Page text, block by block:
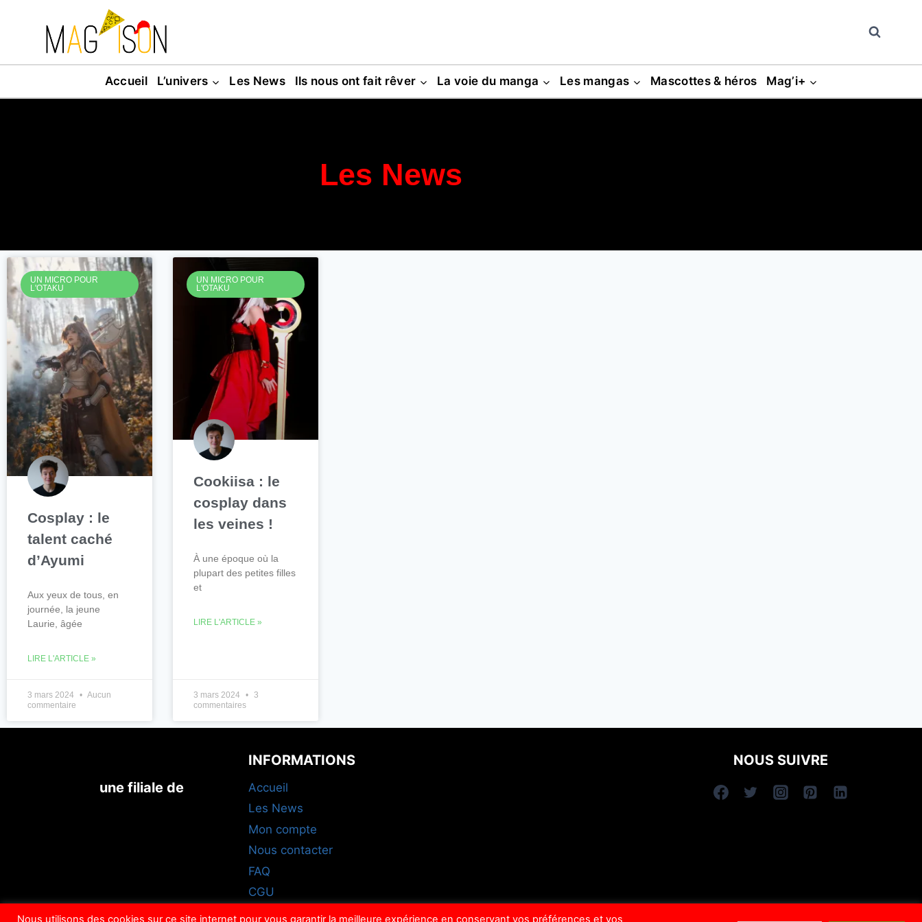
Accueil L’univers Les News Ils nous ont fait rêver La voie du manga Les mangas Mascottes & héros Mag’i+
Les News
UN MICRO POUR
L'OTAKU
Cosplay : le
talent caché
d’Ayumi
Aux yeux de tous, en
journée, la jeune
Laurie, âgée
LIRE L'ARTICLE »
3 mars 2024
Aucun
commentaire
UN MICRO POUR
L'OTAKU
Cookiisa : le
cosplay dans
les veines !
À une époque où la
plupart des petites filles
et
LIRE L'ARTICLE »
3 mars 2024
3
commentaires
une filiale de
INFORMATIONS
Accueil
Les News
Mon compte
Nous contacter
FAQ
CGU
NOUS SUIVRE
Nous utilisons des cookies sur ce site internet pour vous garantir la meilleure expérience en conservant vos préférences et vos